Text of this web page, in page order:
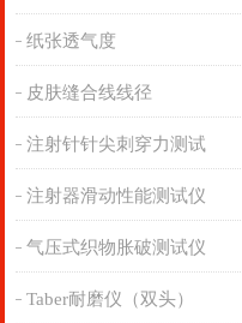
纸张透气度
皮肤缝合线线径
注射针针尖刺穿力测试
注射器滑动性能测试仪
气压式织物胀破测试仪
Taber耐磨仪（双头）